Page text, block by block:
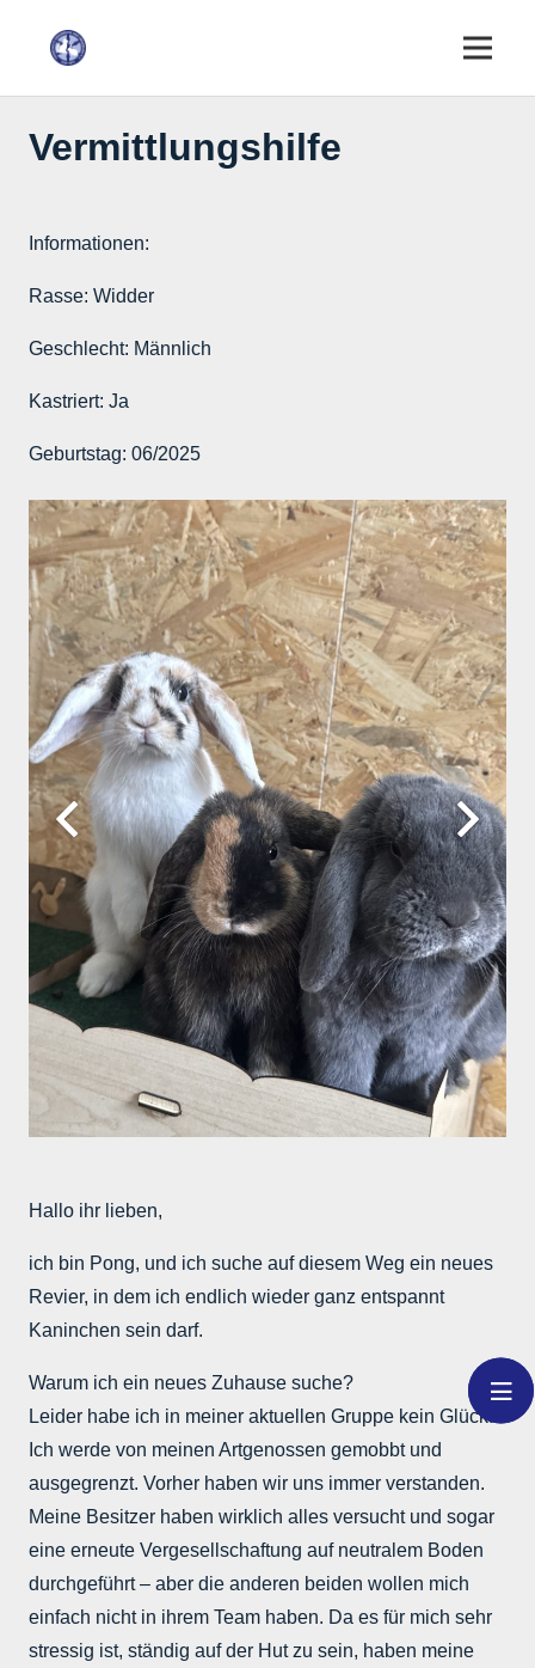
Vermittlungshilfe
Informationen:
Rasse: Widder
Geschlecht: Männlich
Kastriert: Ja
Geburtstag: 06/2025
Hallo ihr lieben,
ich bin Pong, und ich suche auf diesem Weg ein neues
Revier, in dem ich endlich wieder ganz entspannt
Kaninchen sein darf.
Warum ich ein neues Zuhause suche?
Leider habe ich in meiner aktuellen Gruppe kein Glück.
Ich werde von meinen Artgenossen gemobbt und
ausgegrenzt. Vorher haben wir uns immer verstanden.
Meine Besitzer haben wirklich alles versucht und sogar
eine erneute Vergesellschaftung auf neutralem Boden
durchgeführt – aber die anderen beiden wollen mich
einfach nicht in ihrem Team haben. Da es für mich sehr
stressig ist, ständig auf der Hut zu sein, haben meine